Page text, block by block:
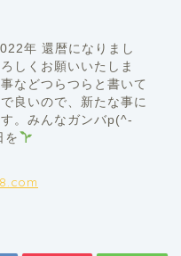
年 還暦になりまし
しくお願いいたしま
などつらつらと書いて
良いので、新たな事に
。みんなガンバp(^-
を